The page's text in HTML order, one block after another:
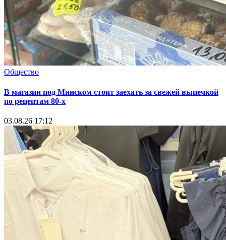
Общество
В магазин под Минском стоит заехать за свежей выпечкой
по рецептам 80-х
03.08.26 17:12